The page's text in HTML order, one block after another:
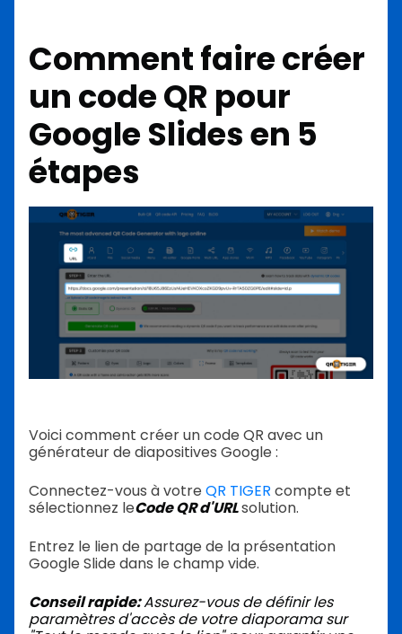
Comment fairecréer
un code QR pour
Google Slides en 5
étapes
Voici comment créer un code QR avec un
générateur de diapositives Google :
Connectez-vous à votre QR TIGER compte et
sélectionnez leCode QR d'URLsolution.
Entrez le lien de partage de la présentation
Google Slide dans le champ vide.
Conseil rapide:Assurez-vous de définir les
paramètres d'accès de votre diaporama sur